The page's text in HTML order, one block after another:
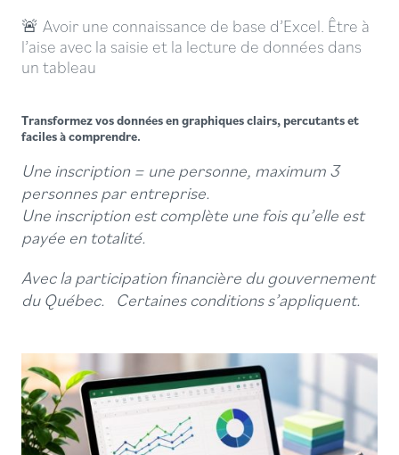
🚨 Avoir une connaissance de base d’Excel. Être à
l’aise avec la saisie et la lecture de données dans
un tableau
Transformez vos données en graphiques clairs, percutants et
faciles à comprendre.
Une inscription = une personne, maximum 3
personnes par entreprise.
Une inscription est complète une fois qu’elle est
payée en totalité.
Avec la participation financière du gouvernement
du Québec. Certaines conditions s’appliquent.